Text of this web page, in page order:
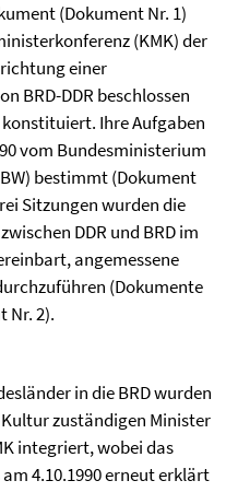
(Dokument Nr. 1)
(KMK) der
einer
BRD-DDR beschlossen
konstituiert. Ihre Aufgaben
vom Bundesministerium
bestimmt (Dokument
Sitzungen wurden die
DDR und BRD im
angemessene
(Dokumente
Nr. 2).
in die BRD wurden
zuständigen Minister
integriert, wobei das
4.10.1990 erneut erklärt